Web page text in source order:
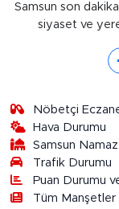
Samsun son
siyaset ve
Nöbetçi
Hava Durumu
Samsun
Trafik Durumu
Puan Durumu
Tüm Manşetler